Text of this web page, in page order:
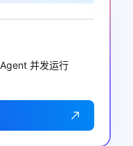
并发运行